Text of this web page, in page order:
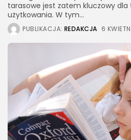
tarasowe jest zatem kluczowy dla
użytkowania. W tym...
PUBLIKACJA: REDAKCJA 6